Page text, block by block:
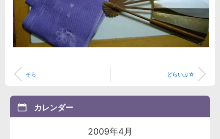
そら どらいぶ☆
カレンダー
2009年4月